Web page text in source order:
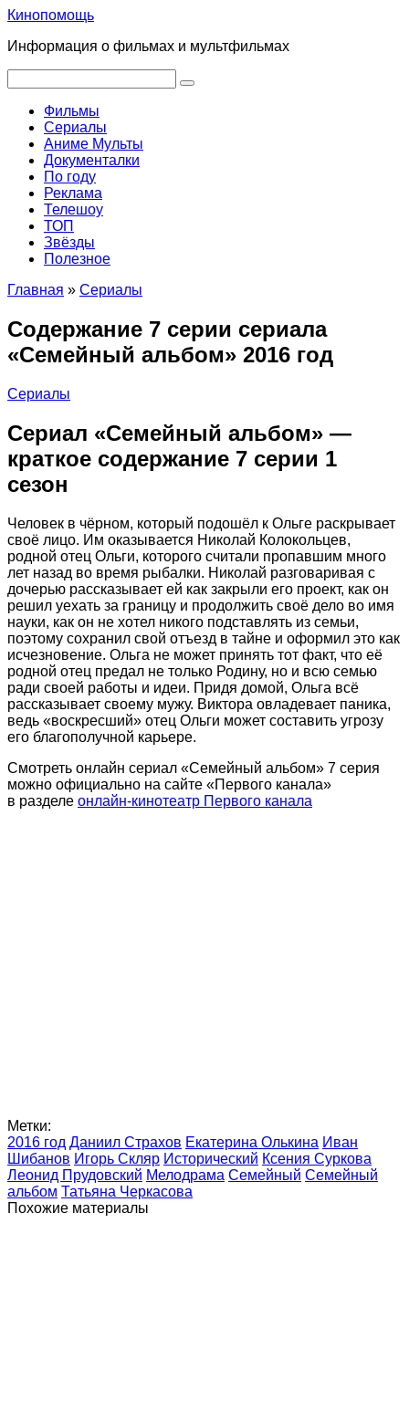
Перейти
контенту
Кинопомощь
Информация о фильмах и мультфильмах
Фильмы
Сериалы
Аниме Мульты
Документалки
По году
Реклама
Телешоу
ТОП
Звёзды
Полезное
Главная » Сериалы
Содержание 7 серии сериала
«Семейный альбом» 2016 год
Сериалы
Сериал «Семейный альбом» —
краткое содержание 7 серии 1
сезон
Человек в чёрном, который подошёл к Ольге раскрывает
своё лицо. Им оказывается Николай Колокольцев,
родной отец Ольги, которого считали пропавшим много
лет назад во время рыбалки. Николай разговаривая с
дочерью рассказывает ей как закрыли его проект, как он
решил уехать за границу и продолжить своё дело во имя
науки, как он не хотел никого подставлять из семьи,
поэтому сохранил свой отъезд в тайне и оформил это как
исчезновение. Ольга не может принять тот факт, что её
родной отец предал не только Родину, но и всю семью
ради своей работы и идеи. Придя домой, Ольга всё
рассказывает своему мужу. Виктора овладевает паника,
ведь «воскресший» отец Ольги может составить угрозу
его благополучной карьере.
Смотреть онлайн сериал «Семейный альбом» 7 серия
можно официально на сайте «Первого канала»
в разделе онлайн-кинотеатр Первого канала
Метки:
2016 год Даниил Страхов Екатерина Олькина Иван
Шибанов Игорь Скляр Исторический Ксения Суркова
Леонид Прудовский Мелодрама Семейный Семейный
альбом Татьяна Черкасова
Похожие материалы